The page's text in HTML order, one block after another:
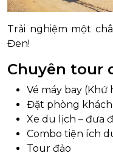
Trải nghiệm một
Đen!
Chuyên tour
Vé máy bay (Khứ
Đặt phòng khách
Xe du lịch – đưa
Combo tiện ích
Tour đảo